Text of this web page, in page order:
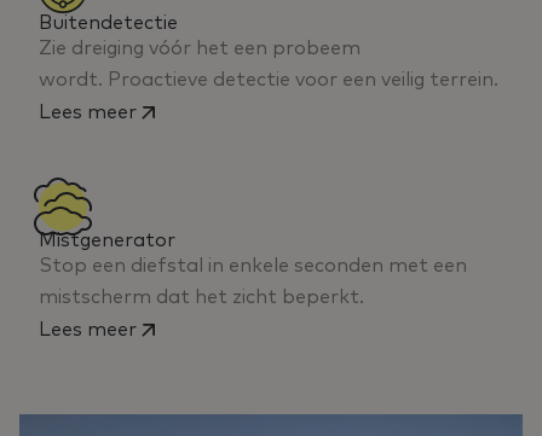
Buitendetectie
Zie dreiging vóór het een probeem
wordt. Proactieve detectie voor een veilig terrein.
Lees meer
Mistgenerator
Stop een diefstal in enkele seconden met een
mistscherm dat het zicht beperkt.
Lees meer